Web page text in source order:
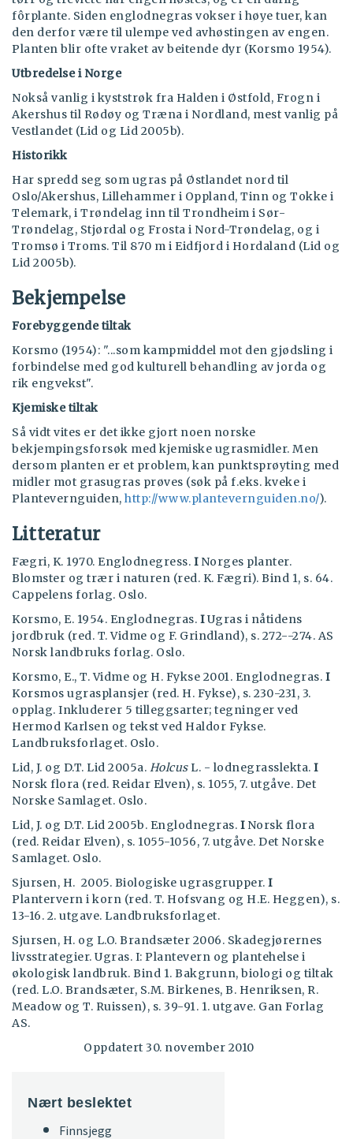
fôrplante. Siden englodnegras vokser i høye tuer, kan
den derfor være til ulempe ved avhøstingen av engen.
Planten blir ofte vraket av beitende dyr (Korsmo 1954).
Utbredelse i Norge
Nokså vanlig i kyststrøk fra Halden i Østfold, Frogn i
Akershus til Rødøy og Træna i Nordland, mest vanlig på
Vestlandet (Lid og Lid 2005b).
Historikk
Har spredd seg som ugras på Østlandet nord til
Oslo/Akershus, Lillehammer i Oppland, Tinn og Tokke i
Telemark, i Trøndelag inn til Trondheim i Sør-
Trøndelag, Stjørdal og Frosta i Nord-Trøndelag, og i
Tromsø i Troms. Til 870 m i Eidfjord i Hordaland (Lid og
Lid 2005b).
Bekjempelse
Forebyggende tiltak
Korsmo (1954): "...som kampmiddel mot den gjødsling i
forbindelse med god kulturell behandling av jorda og
rik engvekst".
Kjemiske tiltak
Så vidt vites er det ikke gjort noen norske
bekjempingsforsøk med kjemiske ugrasmidler. Men
dersom planten er et problem, kan punktsprøyting med
midler mot grasugras prøves (søk på f.eks. kveke i
Plantevernguiden, http://www.plantevernguiden.no/).
Litteratur
Fægri, K. 1970. Englodnegress. INorges planter.
Blomster og trær i naturen (red. K. Fægri). Bind 1, s. 64.
Cappelens forlag. Oslo.
Korsmo, E. 1954. Englodnegras. IUgras i nåtidens
jordbruk (red. T. Vidme og F. Grindland), s. 272--274. AS
Norsk landbruks forlag. Oslo.
Korsmo, E., T. Vidme og H. Fykse 2001. Englodnegras. I
Korsmos ugrasplansjer (red. H. Fykse), s. 230-231, 3.
opplag. Inkluderer 5 tilleggsarter; tegninger ved
Hermod Karlsen og tekst ved Haldor Fykse.
Landbruksforlaget. Oslo.
Lid, J. og D.T. Lid 2005a. HolcusL. - lodnegrasslekta. I
Norsk flora (red. Reidar Elven), s. 1055, 7. utgåve. Det
Norske Samlaget. Oslo.
Lid, J. og D.T. Lid 2005b. Englodnegras. INorsk flora
(red. Reidar Elven), s. 1055-1056, 7. utgåve. Det Norske
Samlaget. Oslo.
Sjursen, H. 2005. Biologiske ugrasgrupper. I
Plantervern i korn (red. T. Hofsvang og H.E. Heggen), s.
13-16. 2. utgave. Landbruksforlaget.
Sjursen, H. og L.O. Brandsæter 2006. Skadegjørernes
livsstrategier. Ugras. I: Plantevern og plantehelse i
økologisk landbruk. Bind 1. Bakgrunn, biologi og tiltak
(red. L.O. Brandsæter, S.M. Birkenes, B. Henriksen, R.
Meadow og T. Ruissen), s. 39-91. 1. utgave. Gan Forlag
AS.
Oppdatert 30. november 2010
Nært beslektet
Finnsjegg